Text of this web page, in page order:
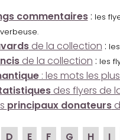
commentaires: les
de la collection :
de la collection : les
: les mots les
des flyers de
principaux donateurs
D E F G H I